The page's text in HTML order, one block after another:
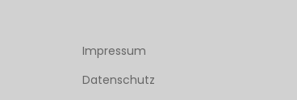
Impressum
Datenschutz